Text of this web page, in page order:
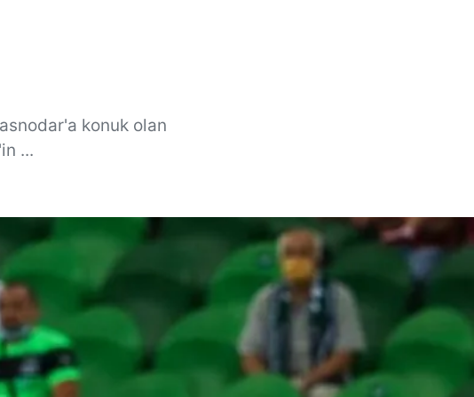
konuk olan
...